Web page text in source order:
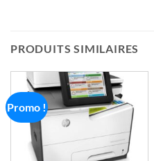
PRODUITS SIMILAIRES
Promo !